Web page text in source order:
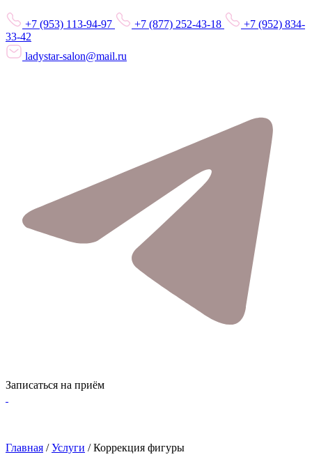
+7 (953) 113-94-97 +7 (877) 252-43-18
+7 (952) 834-
33-42
ladystar-salon@mail.ru
Записаться на приём
Главная /Услуги /Коррекция фигуры